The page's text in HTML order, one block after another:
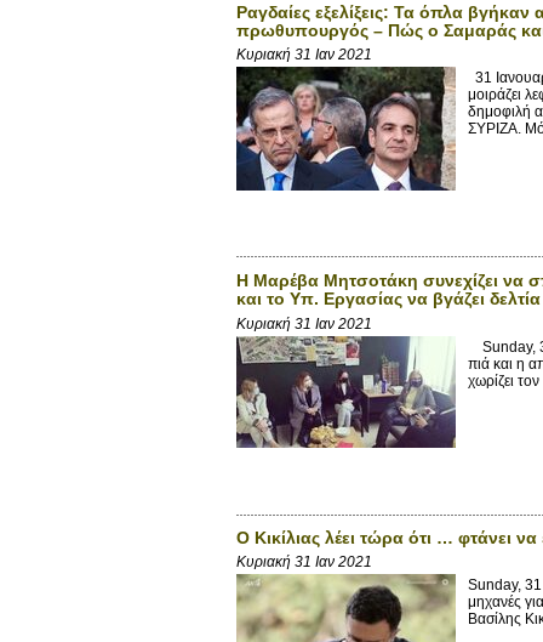
Ραγδαίες εξελίξεις: Τα όπλα
πρωθυπουργός – Πώς ο Σαμαράς
Κυριακή 31 Ιαν 2021
31
μοιράζει
δημοφιλή
ΣΥΡΙΖΑ.
Η Μαρέβα Μητσοτάκη συνεχίζει να
και το Υπ. Εργασίας να βγάζει
Κυριακή 31 Ιαν 2021
Sunday,
πιά και η
χωρίζει
Ο Κικίλιας λέει τώρα ότι … φτάνει
Κυριακή 31 Ιαν 2021
Sunday, 31
μηχανές
Βασίλης